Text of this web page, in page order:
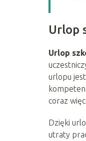
Urlop
Urlop
urlopu jest
coraz
Dzięki
utraty